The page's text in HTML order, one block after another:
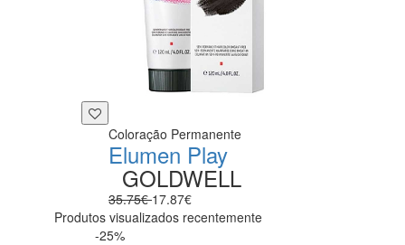
Coloração Permanente
Elumen Play
GOLDWELL
35.75€17.87€
Produtos visualizados recentemente
-25%